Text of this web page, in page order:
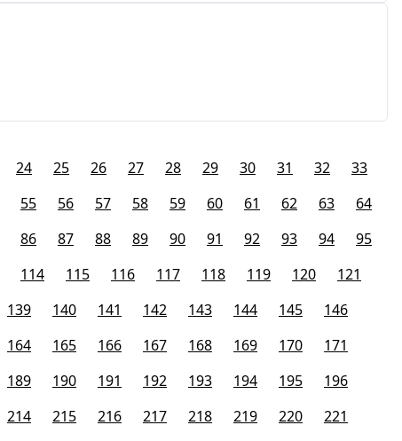
24 25 26 27 28 29 30 31 32
33
55 56 57 58 59 60 61 62 63
64
86 87 88 89 90 91 92 93 94
95
114 115 116 117 118 119 120
121
139 140 141 142 143 144 145
146
164 165 166 167 168 169 170
171
189 190 191 192 193 194 195
196
214 215 216 217 218 219 220 221